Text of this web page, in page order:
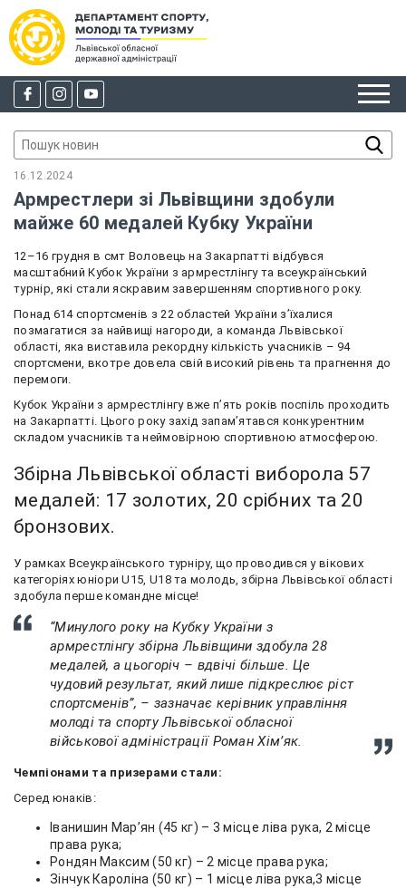
16.12.2024
Армрестлери зі Львівщини здобули
майже 60 медалей Кубку України
12–16 грудня в смт Воловець на Закарпатті відбувся
масштабний Кубок України з армрестлінгу та всеукраїнський
турнір, які стали яскравим завершенням спортивного року.
Понад 614 спортсменів з 22 областей України з’їхалися
позмагатися за найвищі нагороди, а команда Львівської
області, яка виставила рекордну кількість учасників – 94
спортсмени, вкотре довела свій високий рівень та прагнення до
перемоги.
Кубок України з армрестлінгу вже п’ять років поспіль проходить
на Закарпатті. Цього року захід запам’ятався конкурентним
складом учасників та неймовірною спортивною атмосферою.
Збірна Львівської області виборола 57
медалей: 17 золотих, 20 срібних та 20
бронзових.
У рамках Всеукраїнського турніру, що проводився у вікових
категоріях юніори U15, U18 та молодь, збірна Львівської області
здобула перше командне місце!
“Минулого року на Кубку України з
армрестлінгу збірна Львівщини здобула 28
медалей, а цьогоріч – вдвічі більше. Це
чудовий результат, який лише підкреслює ріст
спортсменів”, – зазначає керівник управління
молоді та спорту Львівської обласної
військової адміністрації Роман Хімʼяк.
Чемпіонами та призерами стали:
Серед юнаків:
Іванишин Мар’ян (45 кг) – 3 місце ліва рука, 2 місце
права рука;
Рондян Максим (50 кг) – 2 місце права рука;
Зінчук Кароліна (50 кг) – 1 місце ліва рука,3 місце